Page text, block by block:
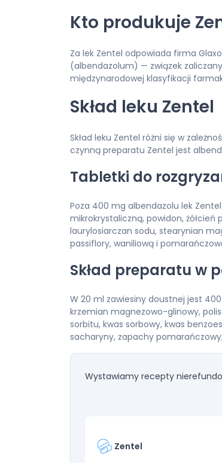
Kto produkuje
Za lek Zentel odpowiada firma
(albendazolum) — związek
międzynarodowej klasyfikacji
Skład leku Zentel
Skład leku Zentel różni się w
czynną preparatu Zentel jest
Tabletki do
Poza 400 mg albendazolu lek
mikrokrystaliczną, powidon,
laurylosiarczan sodu, stearynian
passiflory, waniliową i
Skład preparatu w
W 20 ml zawiesiny doustnej jest
krzemian magnezowo-glinowy,
sorbitu, kwas sorbowy, kwas
sacharyny, zapachy
Wystawiamy recepty
Zentel